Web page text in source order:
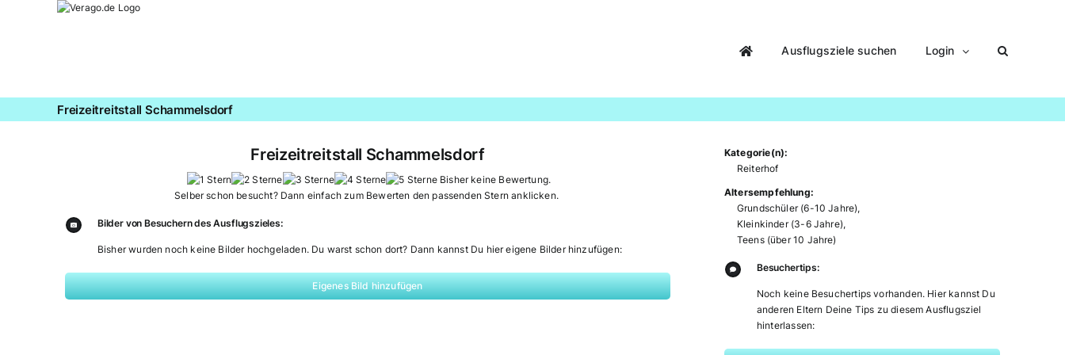
Ausflugsziele suchen Login
Freizeitreitstall Schammelsdorf
Freizeitreitstall Schammelsdorf
Bisher keine Bewertung.
Selber schon besucht? Dann einfach zum Bewerten den passenden Stern anklicken.
Bilder von Besuchern des Ausflugszieles:
Bisher wurden noch keine Bilder hochgeladen. Du warst schon dort? Dann kannst Du hier eigene Bilder hinzufügen:
Eigenes Bild hinzufügen
Kategorie(n):
Reiterhof
Altersempfehlung:
Grundschüler (6-10 Jahre),
Kleinkinder (3-6 Jahre),
Teens (über 10 Jahre)
Besuchertips:
Noch keine Besuchertips vorhanden. Hier kannst Du
anderen Eltern Deine Tips zu diesem Ausflugsziel
hinterlassen: